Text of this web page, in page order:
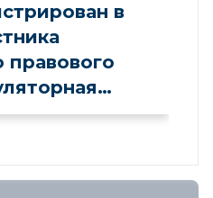
в
правового